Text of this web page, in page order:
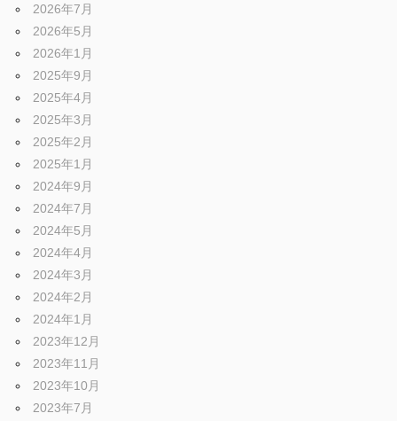
2026年7月
2026年5月
2026年1月
2025年9月
2025年4月
2025年3月
2025年2月
2025年1月
2024年9月
2024年7月
2024年5月
2024年4月
2024年3月
2024年2月
2024年1月
2023年12月
2023年11月
2023年10月
2023年7月